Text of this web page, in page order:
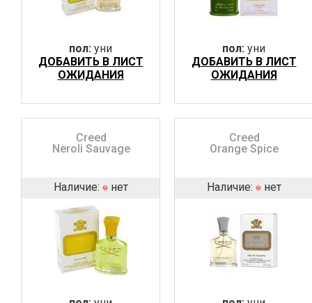
пол: уни
ДОБАВИТЬ В ЛИСТ
ОЖИДАНИЯ
пол: уни
ДОБАВИТЬ В ЛИСТ
ОЖИДАНИЯ
Creed
Neroli Sauvage
Наличие: нет
Creed
Orange Spice
Наличие: нет